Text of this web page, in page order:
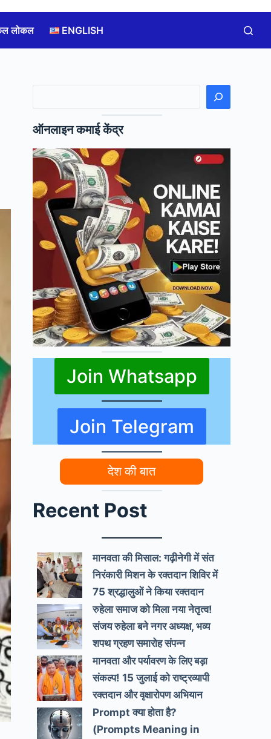
लोकल ENGLISH
ऑनलाइन कमाई केंद्र
Join Whatsapp
Join Telegram
देश की बात
Recent Post
मानवता की मिसाल: गढ़ीनेगी में संत
निरंकारी मिशन के रक्तदान शिविर में
75 श्रद्धालुओं ने किया रक्तदान
रुहेला समाज को मिला नया नेतृत्व!
संजय रुहेला बने नगर अध्यक्ष, भव्य
शपथ ग्रहण समारोह संपन्न
मानवता और पर्यावरण के लिए बड़ा
संकल्प! 15 जुलाई को राष्ट्रव्यापी
रक्तदान और वृक्षारोपण अभियान
Prompt क्या होता है?
(Prompts Meaning in